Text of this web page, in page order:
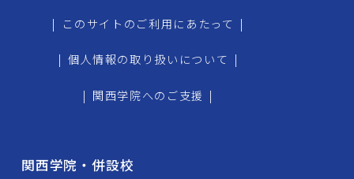
| このサイトのご利用にあたって |
| 個人情報の取り扱いについて |
| 関西学院へのご支援 |
関西学院・併設校